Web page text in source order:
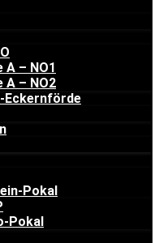
A – NO1
A – NO2
Eckernförde
Pokal
Pokal